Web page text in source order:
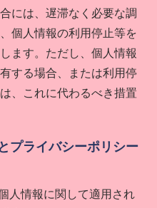
には、遅滞なく必要な調
個人情報の利用停止等を
ます。ただし、個人情報
する場合、または利用停
、これに代わるべき措置
プライバシーポリシー
人情報に関して適用され